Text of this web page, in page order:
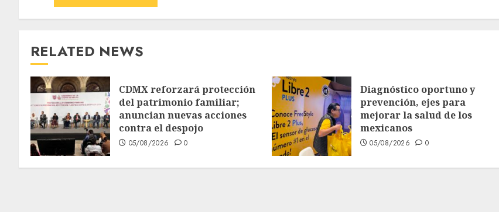
RELATED NEWS
CDMX reforzará protección
del patrimonio familiar;
anuncian nuevas acciones
contra el despojo
05/08/2026 0
Diagnóstico oportuno y
prevención, ejes para
mejorar la salud de los
mexicanos
05/08/2026 0